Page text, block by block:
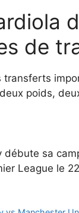
de
transferts
poids,
débute sa
League le